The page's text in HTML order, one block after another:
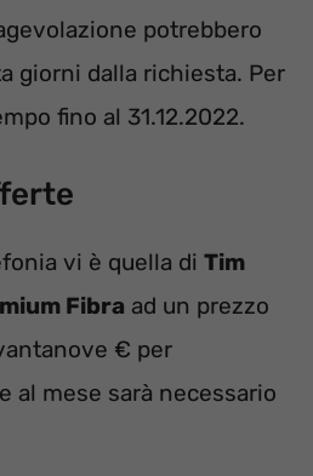
potrebbero
giorni dalla richiesta. Per
fino al 31.12.2022.
vi è quella di Tim
Fibra ad un prezzo
€ per
al mese sarà necessario